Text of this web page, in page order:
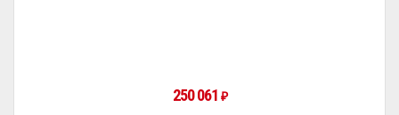
250 061 ₽